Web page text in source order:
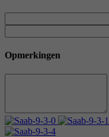
Opmerkingen